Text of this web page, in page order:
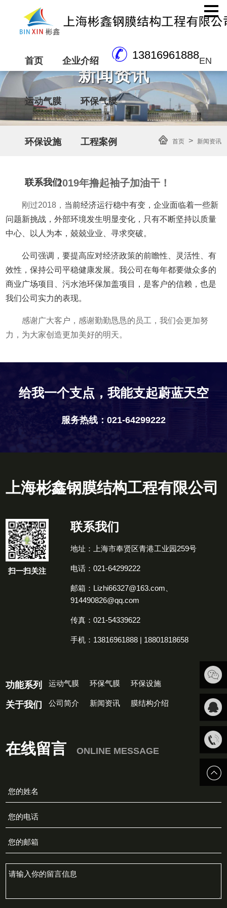
首页 企业介绍
运动气膜 环保气膜
环保设施 工程案例
联系我们
13816961888EN
新闻资讯
首页> 新闻资讯
2019年撸起袖子加油干！
刚过2018， 当前经济运行稳中有变，企业面临着一些新
问题新挑战，外部环境发生明显变化，只有不断坚持以质量
中心、以人为本，兢兢业业、寻求突破。
公司强调，要提高应对经济政策的前瞻性、灵活性、有
效性，保持公司平稳健康发展。我公司在每年都要做众多的
商业广场项目、污水池环保加盖项目，是客户的信赖，也是
我们公司实力的表现。
感谢广大客户，感谢勤勤恳恳的员工，我们会更加努
力，为大家创造更加美好的明天。
给我一个支点，我能支起蔚蓝天空
服务热线：021-64299222
上海彬鑫钢膜结构工程有限公司
扫一扫关注
联系我们
地址：上海市奉贤区青港工业园259号
电话：021-64299222
邮箱：Lizhi66327@163.com、
914490826@qq.com
传真：021-54339622
手机：13816961888 | 18801818658
功能系列 运动气膜 环保气膜 环保设施
关于我们 公司简介 新闻资讯 膜结构介绍
在线留言 ONLINE MESSAGE
扫一扫
关注我
QQ客